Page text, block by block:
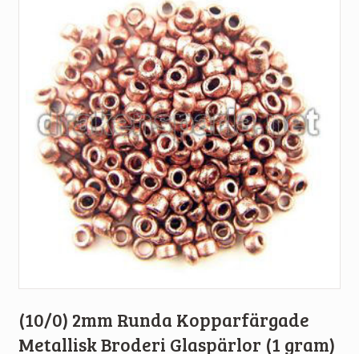
(10/0) 2mm Runda Kopparfärgade
Metallisk Broderi Glaspärlor (1 gram)